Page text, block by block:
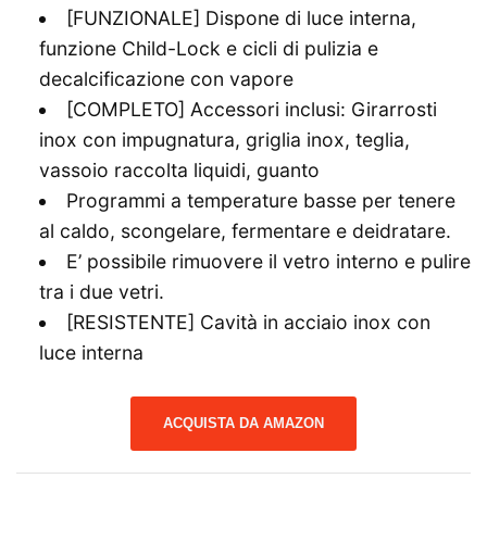
[FUNZIONALE] Dispone di luce interna,
funzione Child-Lock e cicli di pulizia e
decalcificazione con vapore
[COMPLETO] Accessori inclusi: Girarrosti
inox con impugnatura, griglia inox, teglia,
vassoio raccolta liquidi, guanto
Programmi a temperature basse per tenere
al caldo, scongelare, fermentare e deidratare.
E’ possibile rimuovere il vetro interno e pulire
tra i due vetri.
[RESISTENTE] Cavità in acciaio inox con
luce interna
ACQUISTA DA AMAZON